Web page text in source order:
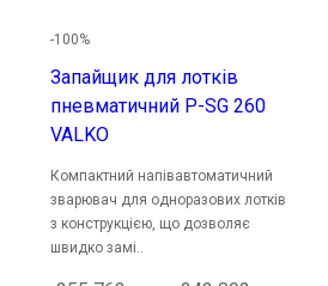
-100%
Запайщик для лотків
пневматичний P-SG 260
VALKO
Компактний напівавтоматичний
зварювач для одноразових лотків
з конструкцією, що дозволяє
швидко замі..